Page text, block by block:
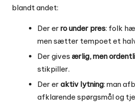
blandt andet:
Der er ro under pres: folk
men sætter tempoet et
Der gives ærlig, men
stikpiller.
Der er aktiv lytning: man
afklarende spørgsmål og